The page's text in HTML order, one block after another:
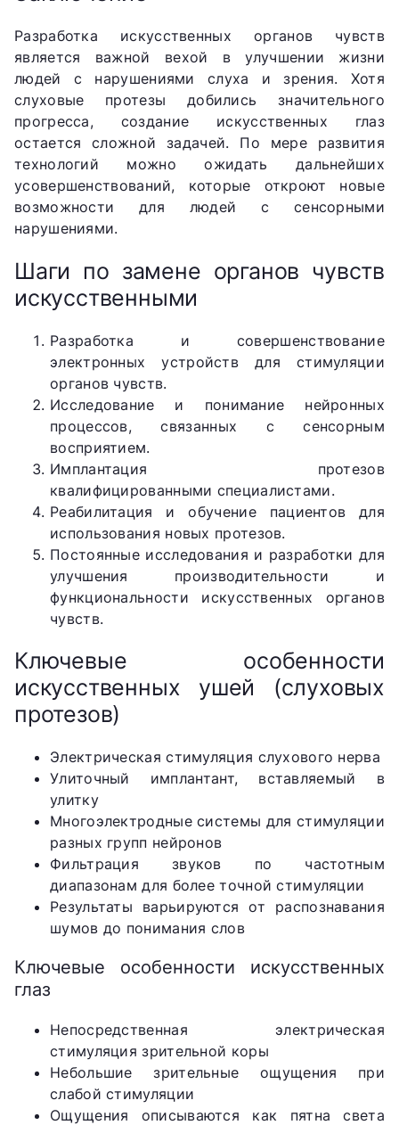
Разработка искусственных органов чувств
является важной вехой в улучшении жизни
людей с нарушениями слуха и зрения. Хотя
слуховые протезы добились значительного
прогресса, создание искусственных глаз
остается сложной задачей. По мере развития
технологий можно ожидать дальнейших
усовершенствований, которые откроют новые
возможности для людей с сенсорными
нарушениями.
Шаги по замене органов чувств
искусственными
Разработка и совершенствование
электронных устройств для стимуляции
органов чувств.
Исследование и понимание нейронных
процессов, связанных с сенсорным
восприятием.
Имплантация протезов
квалифицированными специалистами.
Реабилитация и обучение пациентов для
использования новых протезов.
Постоянные исследования и разработки для
улучшения производительности и
функциональности искусственных органов
чувств.
Ключевые особенности
искусственных ушей (слуховых
протезов)
Электрическая стимуляция слухового нерва
Улиточный имплантант, вставляемый в
улитку
Многоэлектродные системы для стимуляции
разных групп нейронов
Фильтрация звуков по частотным
диапазонам для более точной стимуляции
Результаты варьируются от распознавания
шумов до понимания слов
Ключевые особенности искусственных
глаз
Непосредственная электрическая
стимуляция зрительной коры
Небольшие зрительные ощущения при
слабой стимуляции
Ощущения описываются как пятна света